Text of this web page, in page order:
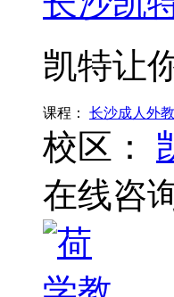
凯特让
课程： 长沙成人外
校区：
在线咨